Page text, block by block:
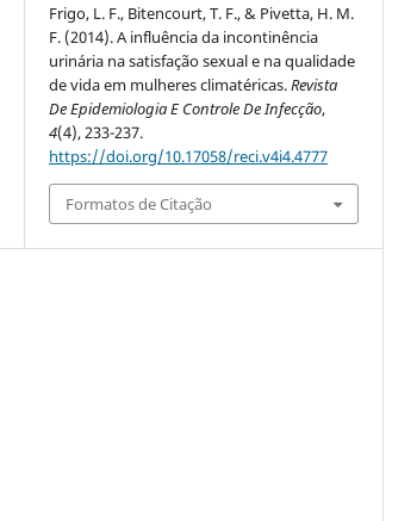
Frigo, L. F., Bitencourt, T. F., & Pivetta, H. M.
F. (2014). A influência da incontinência
urinária na satisfação sexual e na qualidade
de vida em mulheres climatéricas.Revista
De Epidemiologia E Controle De Infecção,
4(4), 233-237.
https://doi.org/10.17058/reci.v4i4.4777
Formatos de Citação